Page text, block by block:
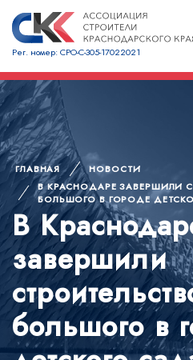
Рег. номер: СРО-С-305-17022021
ГЛАВНАЯ
НОВОСТИ
В КРАСНОДАРЕ ЗАВЕРШИЛИ
БОЛЬШОГО В ГОРОДЕ
В
завершили
большого в